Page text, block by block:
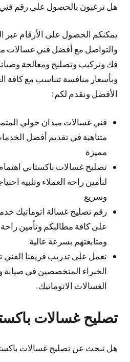
هل ترغبون بالحصول على رقم
يمكنكم الحصول على الأرقام عبر
والتواصل مع أفضل فني غسالات
فك وتركيب وتصليح ومعالجة
وبأسعار منافسة تتناسب مع كافة
الأفضل ونقدم لكم:
فني غسالات ميدان حولي
متناهية في تقديم أفضل
مميزة
تصليح غسالات باكستاني
لتأمين راحة العملاء وتلبية
وسريع
رقم تصليح غسالة اتوماتيك
على كافة مطالبكم وتأمين راحة
ومتابعتهم بسرعة عالية
نعمل على تدريب فريقنا
الخبراء المتخصصين في صيانة
الغسالات الاتوماتيك.
تصليح غسالات
هل تبحث عن تصليح غسالات